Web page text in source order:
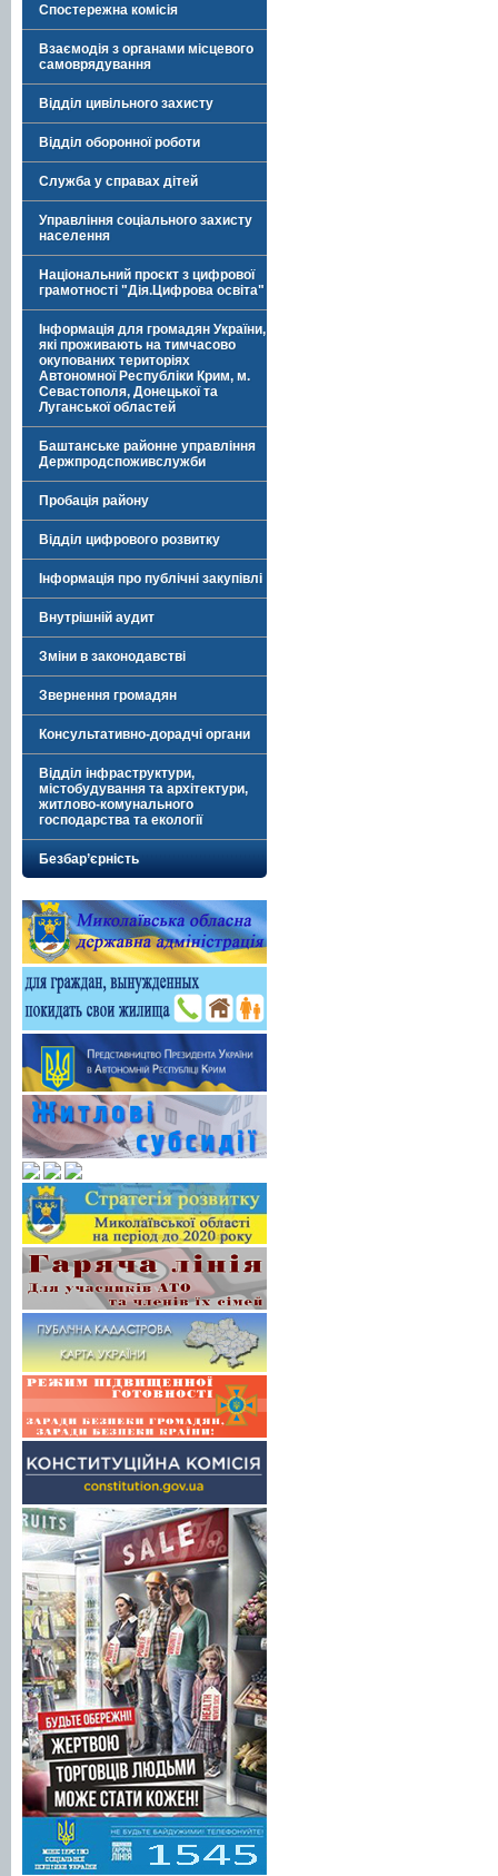
Спостережна комісія
Взаємодія з органами місцевого
самоврядування
Відділ цивільного захисту
Відділ оборонної роботи
Служба у справах дітей
Управління соціального захисту
населення
Національний проєкт з цифрової
грамотності "Дія.Цифрова освіта"
Інформація для громадян України,
які проживають на тимчасово
окупованих територіях
Автономної Республіки Крим, м.
Севастополя, Донецької та
Луганської областей
Баштанське районне управління
Держпродспоживслужби
Пробація району
Відділ цифрового розвитку
Інформація про публічні закупівлі
Внутрішній аудит
Зміни в законодавстві
Звернення громадян
Консультативно-дорадчі органи
Відділ інфраструктури,
містобудування та архітектури,
житлово-комунального
господарства та екології
Безбар’єрність